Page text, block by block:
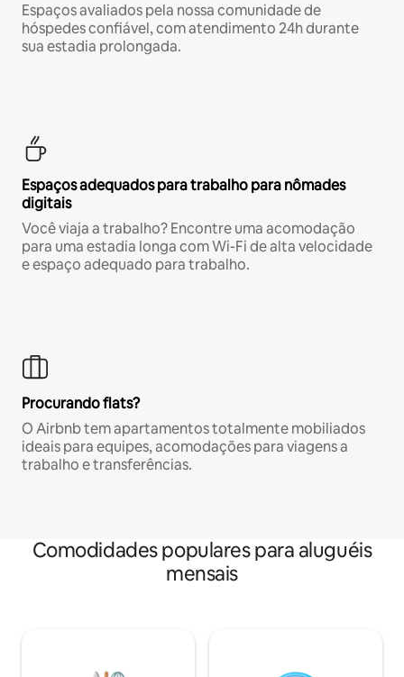
Espaços avaliados pela nossa comunidade de
hóspedes confiável, com atendimento 24h durante
sua estadia prolongada.
Espaços adequados para trabalho para nômades
digitais
Você viaja a trabalho? Encontre uma acomodação
para uma estadia longa com Wi-Fi de alta velocidade
e espaço adequado para trabalho.
Procurando flats?
O Airbnb tem apartamentos totalmente mobiliados
ideais para equipes, acomodações para viagens a
trabalho e transferências.
Comodidades populares para aluguéis
mensais